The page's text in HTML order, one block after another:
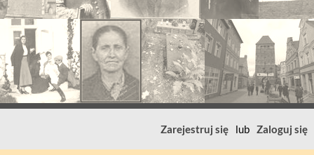
Zarejestruj się lub Zaloguj się